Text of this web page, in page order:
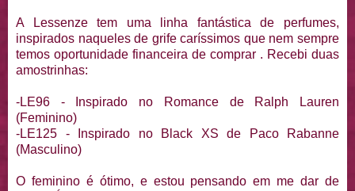
A Lessenze tem uma linha fantástica de perfumes,
inspirados naqueles de grife caríssimos que nem sempre
temos oportunidade financeira de comprar . Recebi duas
amostrinhas:
-LE96 - Inspirado no Romance de Ralph Lauren
(Feminino)
-LE125 - Inspirado no Black XS de Paco Rabanne
(Masculino)
O feminino é ótimo, e estou pensando em me dar de